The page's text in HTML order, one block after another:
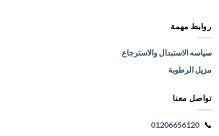
روابط مهمة
سياسه الاستبدال والاسترجاع
مزيل الرطوبة
تواصل معنا
📞
01206656120